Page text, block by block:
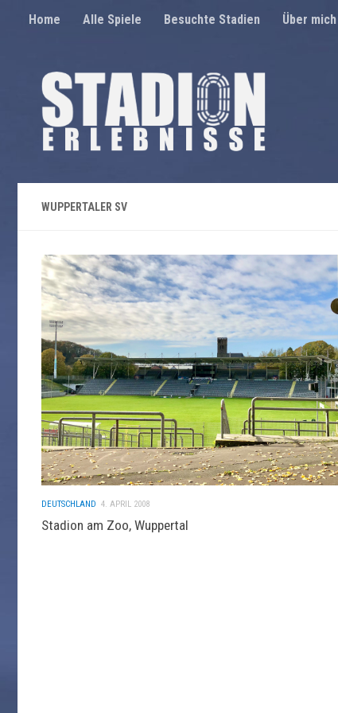
Unter dem Inhalt
Home Alle Spiele Besuchte Stadien Über mich
WUPPERTALER SV
DEUTSCHLAND 4. APRIL 2008
Stadion am Zoo, Wuppertal